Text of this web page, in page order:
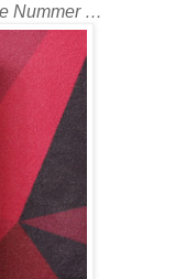
Nummer …